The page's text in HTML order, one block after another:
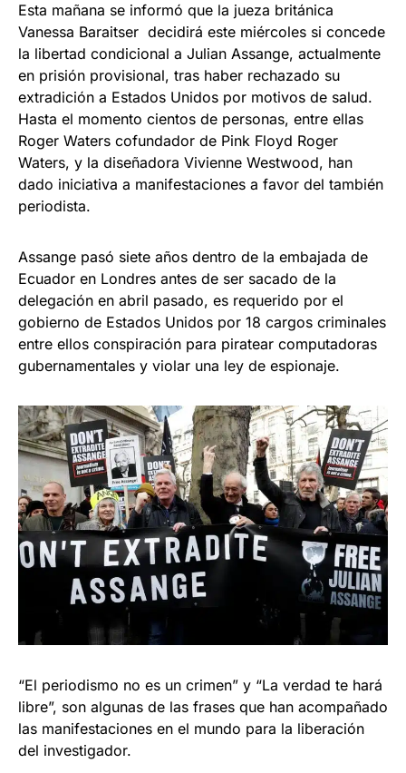
Esta mañana se informó que la jueza británica
Vanessa Baraitser decidirá este miércoles si concede
la libertad condicional a Julian Assange, actualmente
en prisión provisional, tras haber rechazado su
extradición a Estados Unidos por motivos de salud.
Hasta el momento cientos de personas, entre ellas
Roger Waters cofundador de Pink Floyd Roger
Waters, y la diseñadora Vivienne Westwood, han
dado iniciativa a manifestaciones a favor del también
periodista.
Assange pasó siete años dentro de la embajada de
Ecuador en Londres antes de ser sacado de la
delegación en abril pasado, es requerido por el
gobierno de Estados Unidos por 18 cargos criminales
entre ellos conspiración para piratear computadoras
gubernamentales y violar una ley de espionaje.
“El periodismo no es un crimen” y “La verdad te hará
libre”, son algunas de las frases que han acompañado
las manifestaciones en el mundo para la liberación
del investigador.